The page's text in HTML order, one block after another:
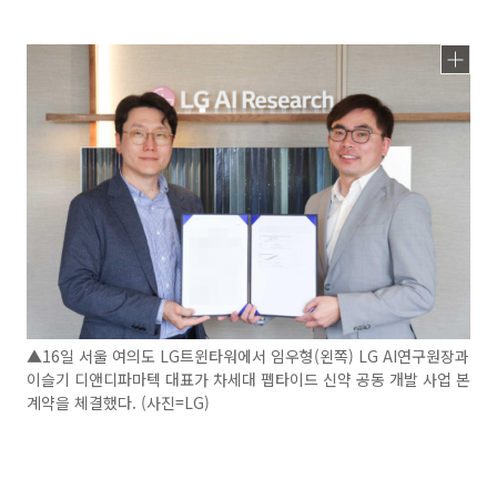
▲16일 서울 여의도 LG트윈타워에서 임우형(왼쪽) LG AI연구원장과
이슬기 디앤디파마텍 대표가 차세대 펩타이드 신약 공동 개발 사업 본
계약을 체결했다. (사진=LG)